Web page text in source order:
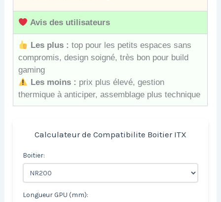
Avis des utilisateurs
Les plus : top pour les petits espaces sans
compromis, design soigné, très bon pour build
gaming
Les moins : prix plus élevé, gestion
thermique à anticiper, assemblage plus technique
Calculateur de Compatibilite Boitier ITX
Boitier:
Longueur GPU (mm):